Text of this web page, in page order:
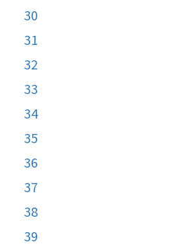
30
31
32
33
34
35
36
37
38
39